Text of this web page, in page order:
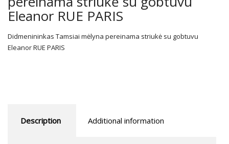
Eleanor RUE PARIS
Didmenininkas Tamsiai mėlyna pereinama striukė su gobtuvu
Eleanor RUE PARIS
Description Additional information